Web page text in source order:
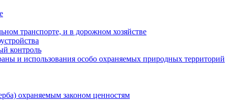
транспорте, и в дорожном хозяйстве
контроль
и использования особо охраняемых природных территорий
охраняемым законом ценностям